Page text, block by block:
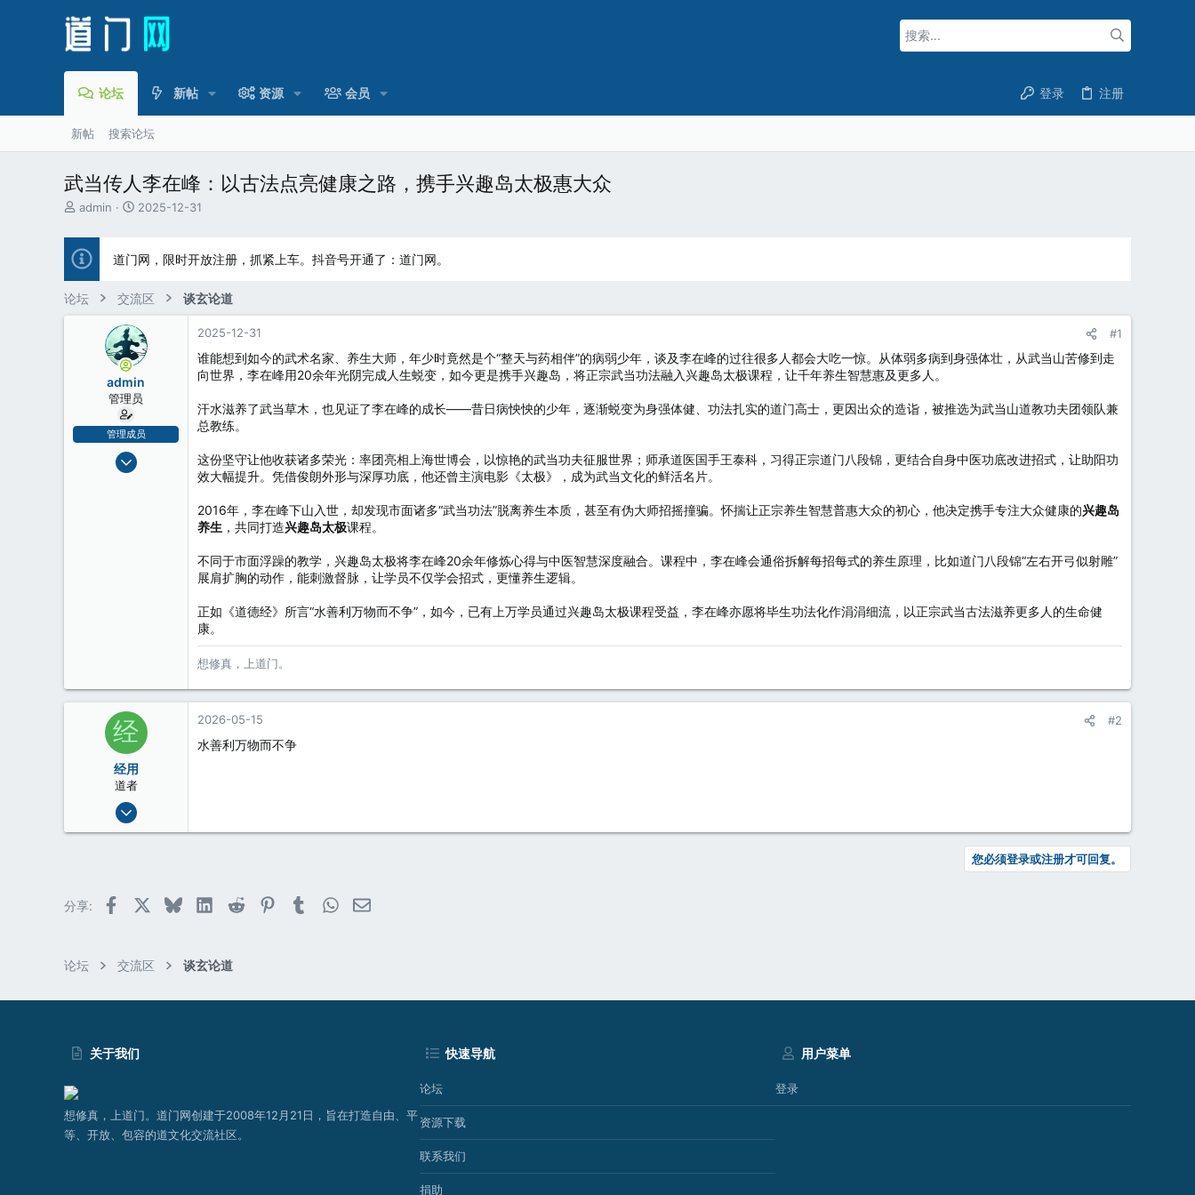
论坛 新帖 资源 会员 登录 注册
新帖 搜索论坛
武当传人李在峰：以古法点亮健康之路，携手兴趣岛太极惠大众
主
发
起
人
admin
开
间
2025-12-31
道门网，限时开放注册，抓紧上车。抖音号开通了：道门网。
论坛 交流区 谈玄论道
admin
管理员
管理成员
2008-12-21
2025-12-31 #1
谁能想到如今的武术名家、养生大师，年少时竟然是个“整天与药相伴”的病弱少年，谈及李在峰的过往很多人都会大吃一惊。从体弱多病到身强体壮，从武当山苦修到走
向世界，李在峰用20余年光阴完成人生蜕变，如今更是携手兴趣岛，将正宗武当功法融入兴趣岛太极课程，让千年养生智慧惠及更多人。
汗水滋养了武当草木，也见证了李在峰的成长——昔日病怏怏的少年，逐渐蜕变为身强体健、功法扎实的道门高士，更因出众的造诣，被推选为武当山道教功夫团领队兼
总教练。
这份坚守让他收获诸多荣光：率团亮相上海世博会，以惊艳的武当功夫征服世界；师承道医国手王泰科，习得正宗道门八段锦，更结合自身中医功底改进招式，让助阳功
效大幅提升。凭借俊朗外形与深厚功底，他还曾主演电影《太极》，成为武当文化的鲜活名片。
2016年，李在峰下山入世，却发现市面诸多“武当功法”脱离养生本质，甚至有伪大师招摇撞骗。怀揣让正宗养生智慧普惠大众的初心，他决定携手专注大众健康的兴趣岛
养生 ，共同打造兴趣岛太极课程。
不同于市面浮躁的教学，兴趣岛太极将李在峰20余年修炼心得与中医智慧深度融合。课程中，李在峰会通俗拆解每招每式的养生原理，比如道门八段锦“左右开弓似射雕”
展肩扩胸的动作，能刺激督脉，让学员不仅学会招式，更懂养生逻辑。
正如《道德经》所言“水善利万物而不争”，如今，已有上万学员通过兴趣岛太极课程受益，李在峰亦愿将毕生功法化作涓涓细流，以正宗武当古法滋养更多人的生命健
康。
想修真，上道门。
经
经用
道者
2026-05-15
2026-05-15 #2
水善利万物而不争
您必须登录或注册才可回复。
分享: FacebookX (Twitter)
BlueskyLinkedIn
Reddit PinterestTumblrWhatsApp
邮件
论坛 交流区 谈玄论道
关于我们
想修真，上道门。道门网创建于2008年12月21日，旨在打造自由、平
等、开放、包容的道文化交流社区。
快速导航
论坛
资源下载
联系我们
捐助
用户菜单
登录